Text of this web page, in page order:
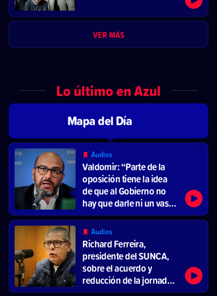
VER MÁS
Lo último en Azul
Mapa del Día
Audios
Valdomir: “Parte de la
oposición tiene la idea
de que al Gobierno no
hay que darle ni un vaso
de agua”
Audios
Richard Ferreira,
presidente del SUNCA,
sobre el acuerdo y
reducción de la jornada
laboral